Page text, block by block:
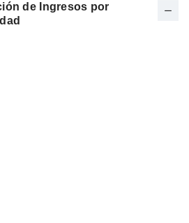
de Ingresos por